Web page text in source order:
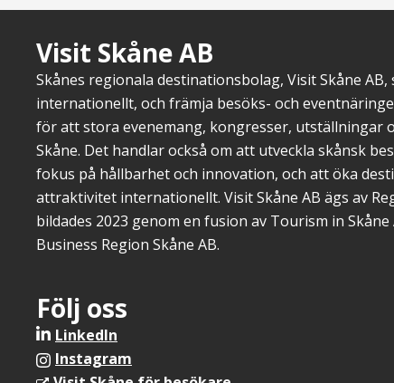
Visit Skåne AB
Skånes regionala destinationsbolag, Visit Skåne
internationellt, och främja besöks- och
för att stora evenemang, kongresser, utställningar
Skåne. Det handlar också om att utveckla skånsk
fokus på hållbarhet och innovation, och att öka
attraktivitet internationellt. Visit Skåne AB ägs av
bildades 2023 genom en fusion av Tourism in Skåne
Business Region Skåne AB.
Följ oss
LinkedIn
Instagram